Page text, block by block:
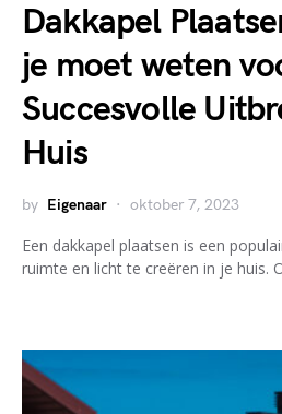
Dakkapel
je moet weten
Succesvolle
Huis
by Eigenaar oktober 7, 2023
Een dakkapel plaatsen is een
ruimte en licht te creëren in je huis.